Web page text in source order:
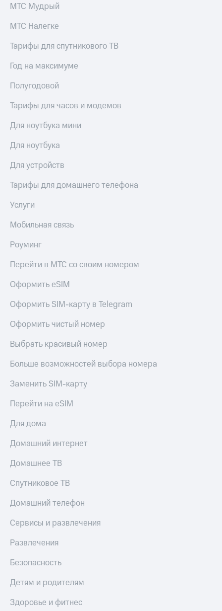
МТС Мудрый
МТС Налегке
Тарифы для спутникового ТВ
Год на максимуме
Полугодовой
Тарифы для часов и модемов
Для ноутбука мини
Для ноутбука
Для устройств
Тарифы для домашнего телефона
Услуги
Мобильная связь
Роуминг
Перейти в МТС со своим номером
Оформить eSIM
Оформить SIM-карту в Telegram
Оформить чистый номер
Выбрать красивый номер
Больше возможностей выбора номера
Заменить SIM-карту
Перейти на eSIM
Для дома
Домашний интернет
Домашнее ТВ
Спутниковое ТВ
Домашний телефон
Сервисы и развлечения
Развлечения
Безопасность
Детям и родителям
Здоровье и фитнес